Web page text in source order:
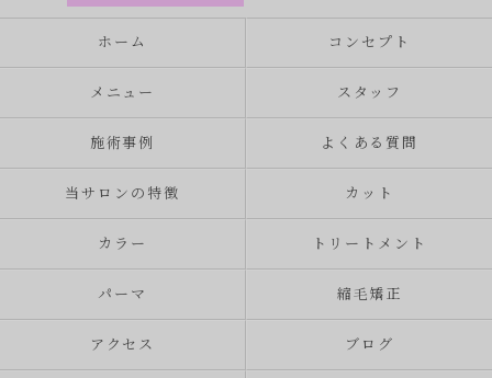
ホーム コンセプト
メニュー スタッフ
施術事例 よくある質問
当サロンの特徴 カット
カラー トリートメント
パーマ 縮毛矯正
アクセス ブログ